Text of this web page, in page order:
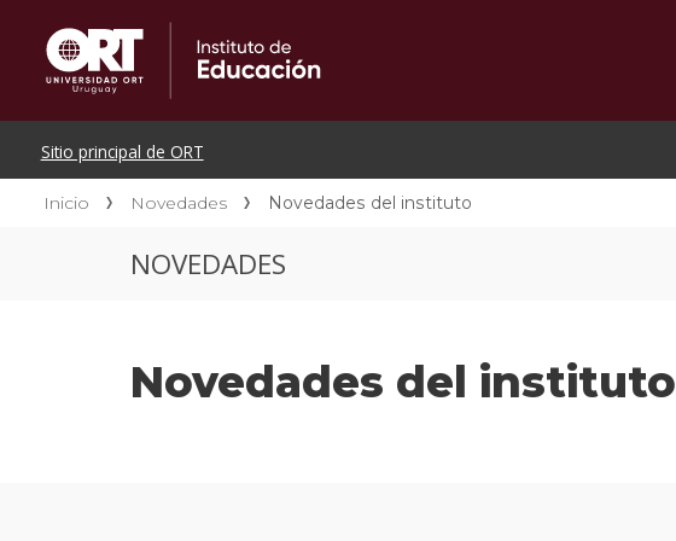
Inicio Novedades Novedades del instituto
NOVEDADES
Novedades del instituto